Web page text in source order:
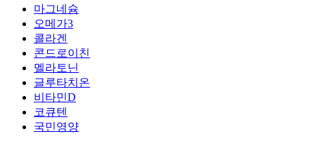
마그네슘
오메가3
콜라겐
콘드로이친
멜라토닌
글루타치온
비타민D
코큐텐
국민영양